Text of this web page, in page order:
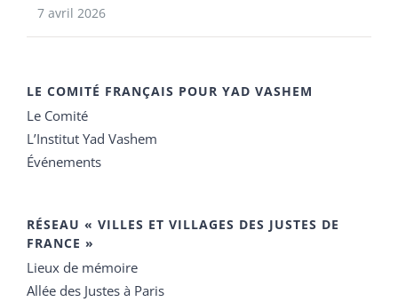
7 avril 2026
LE COMITÉ FRANÇAIS POUR YAD VASHEM
Le Comité
L’Institut Yad Vashem
Événements
RÉSEAU « VILLES ET VILLAGES DES JUSTES DE
FRANCE »
Lieux de mémoire
Allée des Justes à Paris